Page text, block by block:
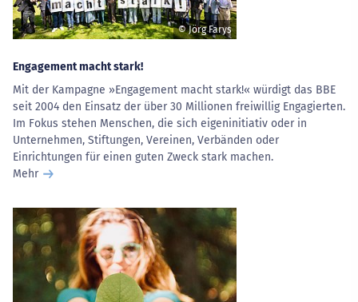
Engagement macht stark!
Mit der Kampagne »Engagement macht stark!« würdigt das BBE
seit 2004 den Einsatz der über 30 Millionen freiwillig Engagierten.
Im Fokus stehen Menschen, die sich eigeninitiativ oder in
Unternehmen, Stiftungen, Vereinen, Verbänden oder
Einrichtungen für einen guten Zweck stark machen.
Mehr
© Jörg Farys